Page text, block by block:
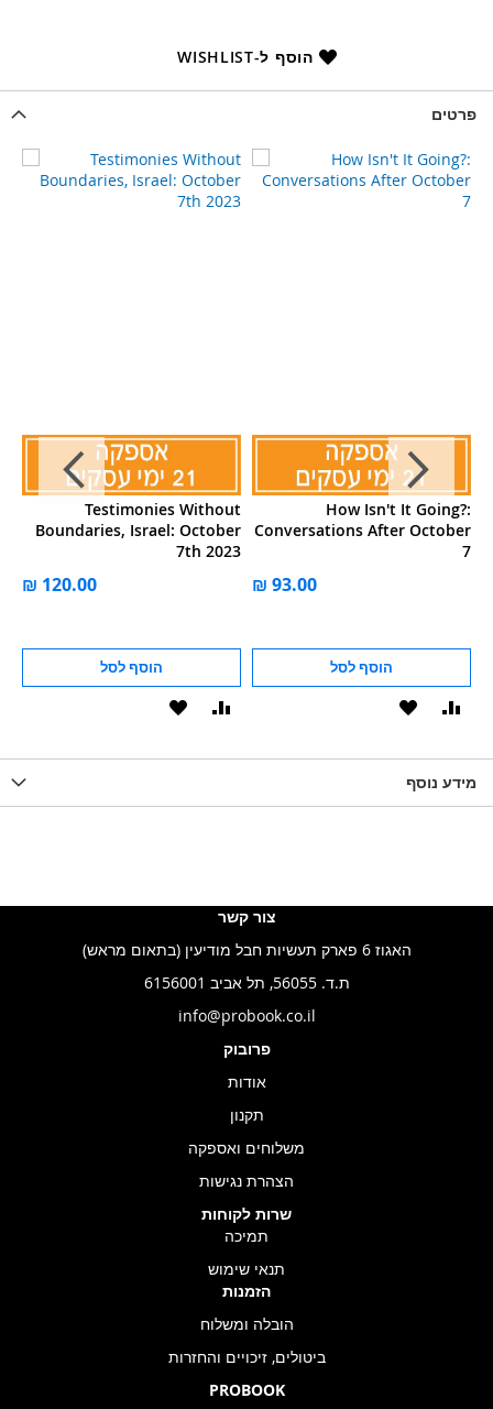
הוסף ל-WISHLIST
פרטים
Testimonies Without
Boundaries, Israel: October
7th 2023
הוסף לסל
הוסף
How Isn't It Going?:
Conversations After October
7
הוסף לסל
הוסף
מידע נוסף
צור קשר
האגוז 6 פארק תעשיות חבל מודיעין (בתאום מראש)
ת.ד. 56055, תל אביב 6156001
info@probook.co.il
פרובוק
אודות
תקנון
משלוחים ואספקה
הצהרת נגישות
שרות לקוחות
תמיכה
תנאי שימוש
הזמנות
הובלה ומשלוח
ביטולים, זיכויים והחזרות
PROBOOK